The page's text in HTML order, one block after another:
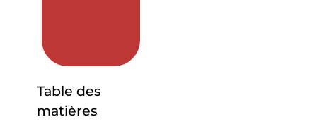
Table des
matières